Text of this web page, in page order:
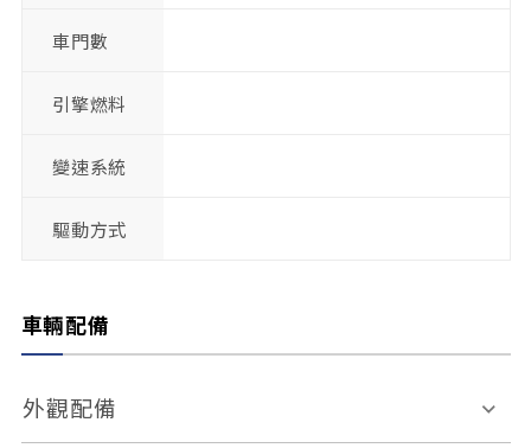
車門數
引擎燃料
變速系統
驅動方式
車輛配備
外觀配備